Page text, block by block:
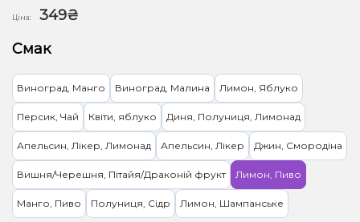
Ціна:
349₴
Смак
Виноград, Манго Виноград, Малина Лимон, Яблуко
Персик, Чай Квіти, яблуко Диня, Полуниця, Лимонад
Апельсин, Лікер, Лимонад Апельсин, Лікер Джин, Смородіна
Вишня/Черешня, Пітайя/Драконій фрукт Лимон, Пиво
Манго, Пиво Полуниця, Сідр Лимон, Шампанське